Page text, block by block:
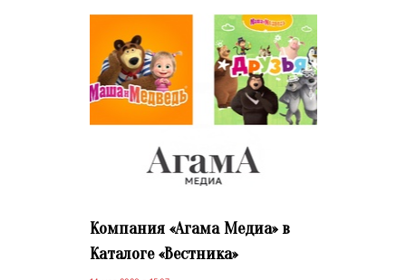
Компания «Агама Медиа» в
Каталоге «Вестника»